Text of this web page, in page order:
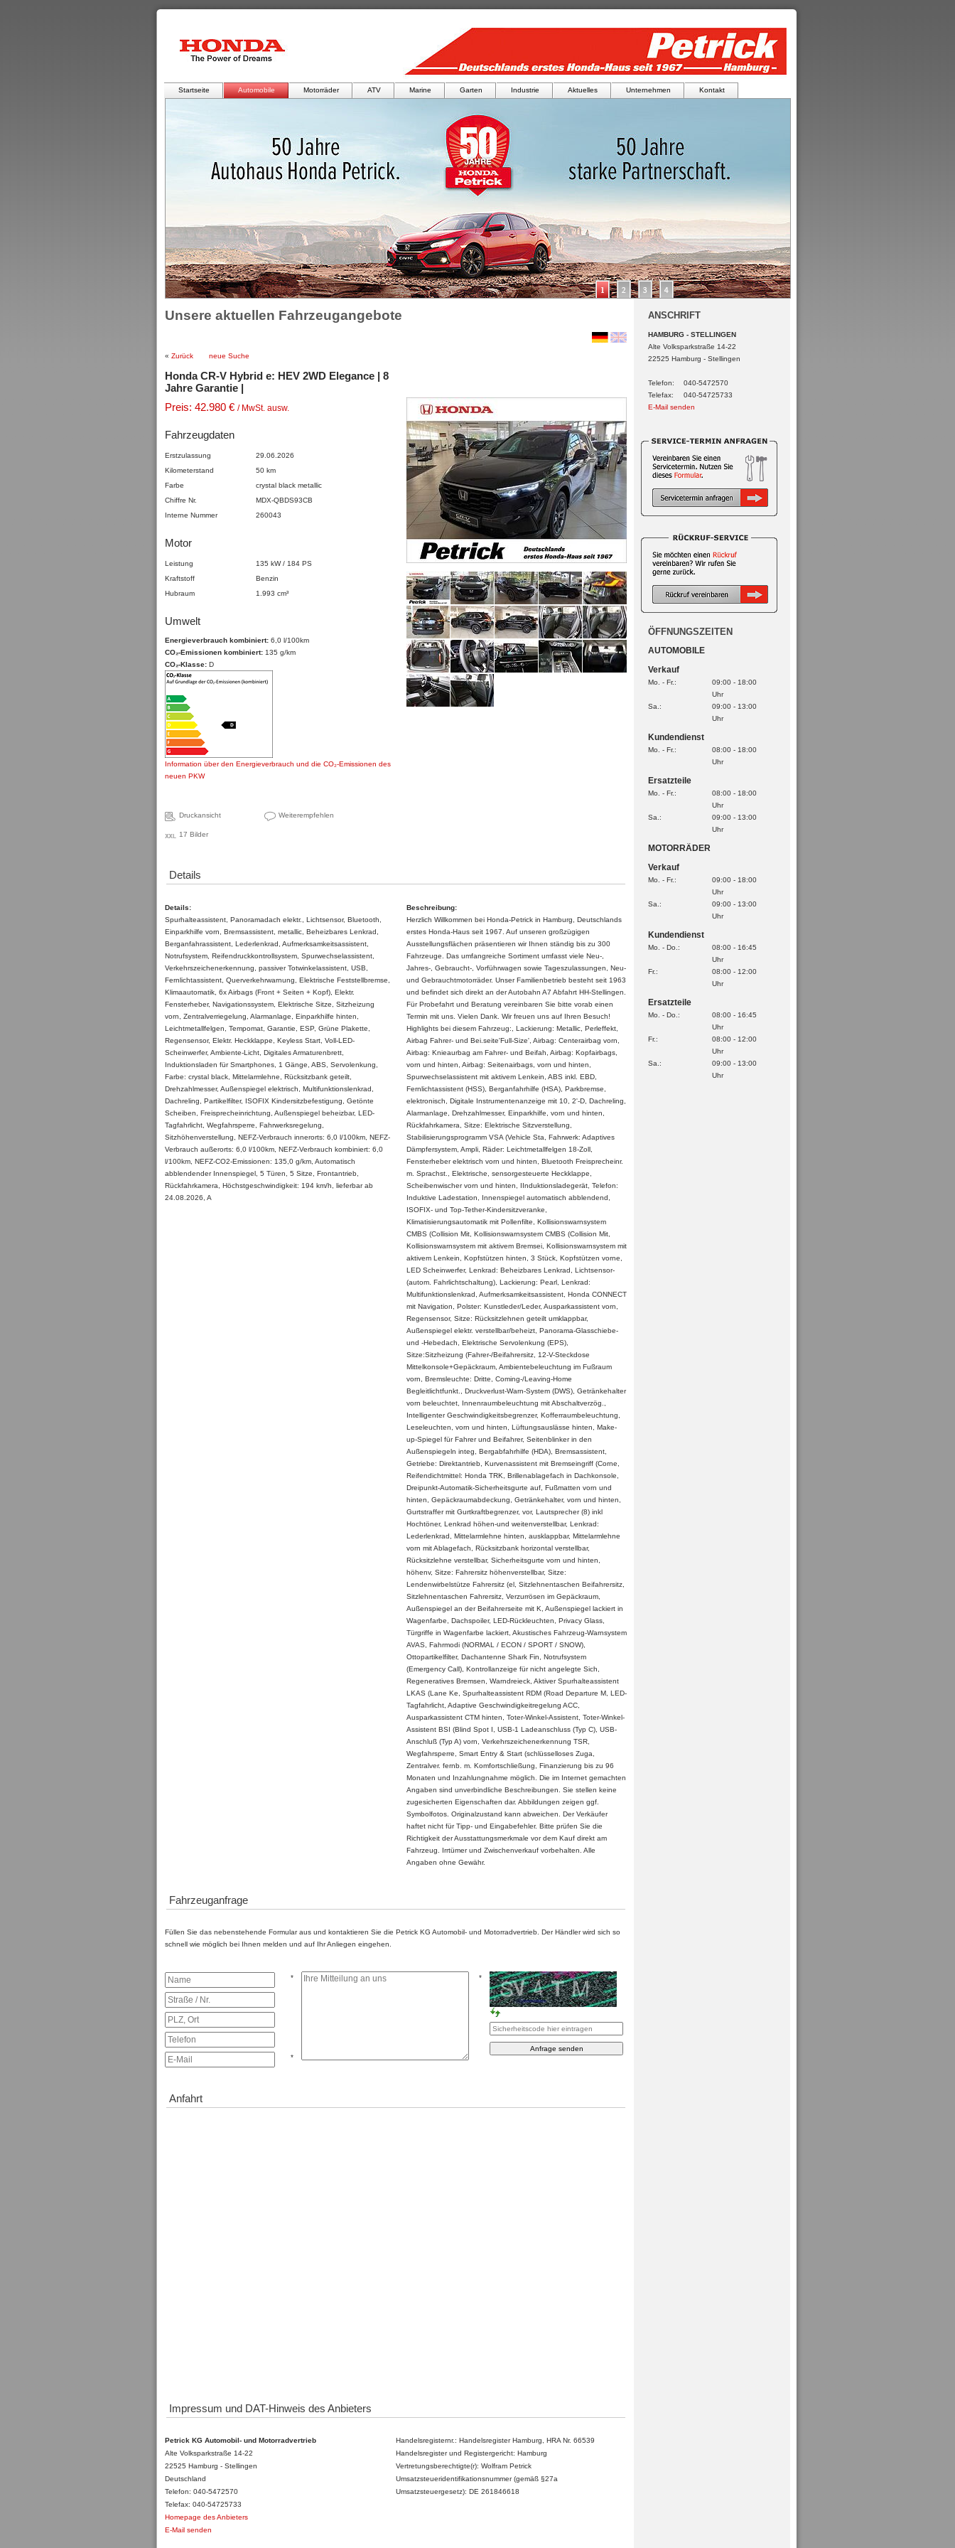
Startseite Automobile Motorräder ATV Marine Garten Industrie Aktuelles Unternehmen Kontakt
Unsere aktuellen Fahrzeugangebote
« Zurück neue Suche
Honda CR-V Hybrid e: HEV 2WD Elegance | 8
Jahre Garantie |
Preis: 42.980 € / MwSt. ausw.
Fahrzeugdaten
Erstzulassung
29.06.2026
Kilometerstand
50 km
Farbe
crystal black metallic
Chiffre Nr.
MDX-QBDS93CB
Interne Nummer
260043
Motor
Leistung
135 kW / 184 PS
Kraftstoff
Benzin
Hubraum
1.993 cm³
Umwelt
Energieverbrauch kombiniert: 6,0 l/100km
CO₂-Emissionen kombiniert: 135 g/km
CO₂-Klasse: D
Information über den Energieverbrauch und die CO₂-Emissionen des
neuen PKW
Druckansicht Weiterempfehlen
17 Bilder
Details
Details:
Spurhalteassistent, Panoramadach elektr., Lichtsensor, Bluetooth,
Einparkhilfe vorn, Bremsassistent, metallic, Beheizbares Lenkrad,
Berganfahrassistent, Lederlenkrad, Aufmerksamkeitsassistent,
Notrufsystem, Reifendruckkontrollsystem, Spurwechselassistent,
Verkehrszeichenerkennung, passiver Totwinkelassistent, USB,
Fernlichtassistent, Querverkehrwarnung, Elektrische Feststellbremse,
Klimaautomatik, 6x Airbags (Front + Seiten + Kopf), Elektr.
Fensterheber, Navigationssystem, Elektrische Sitze, Sitzheizung
vorn, Zentralverriegelung, Alarmanlage, Einparkhilfe hinten,
Leichtmetallfelgen, Tempomat, Garantie, ESP, Grüne Plakette,
Regensensor, Elektr. Heckklappe, Keyless Start, Voll-LED-
Scheinwerfer, Ambiente-Licht, Digitales Armaturenbrett,
Induktionsladen für Smartphones, 1 Gänge, ABS, Servolenkung,
Farbe: crystal black, Mittelarmlehne, Rücksitzbank geteilt,
Drehzahlmesser, Außenspiegel elektrisch, Multifunktionslenkrad,
Dachreling, Partikelfilter, ISOFIX Kindersitzbefestigung, Getönte
Scheiben, Freisprecheinrichtung, Außenspiegel beheizbar, LED-
Tagfahrlicht, Wegfahrsperre, Fahrwerksregelung,
Sitzhöhenverstellung, NEFZ-Verbrauch innerorts: 6,0 l/100km, NEFZ-
Verbrauch außerorts: 6,0 l/100km, NEFZ-Verbrauch kombiniert: 6,0
l/100km, NEFZ-CO2-Emissionen: 135,0 g/km, Automatisch
abblendender Innenspiegel, 5 Türen, 5 Sitze, Frontantrieb,
Rückfahrkamera, Höchstgeschwindigkeit: 194 km/h, lieferbar ab
24.08.2026, A
Beschreibung:
Herzlich Willkommen bei Honda-Petrick in Hamburg, Deutschlands
erstes Honda-Haus seit 1967. Auf unseren großzügigen
Ausstellungsflächen präsentieren wir Ihnen ständig bis zu 300
Fahrzeuge. Das umfangreiche Sortiment umfasst viele Neu-,
Jahres-, Gebraucht-, Vorführwagen sowie Tageszulassungen, Neu-
und Gebrauchtmotorräder. Unser Familienbetrieb besteht seit 1963
und befindet sich direkt an der Autobahn A7 Abfahrt HH-Stellingen.
Für Probefahrt und Beratung vereinbaren Sie bitte vorab einen
Termin mit uns. Vielen Dank. Wir freuen uns auf Ihren Besuch!
Highlights bei diesem Fahrzeug:, Lackierung: Metallic, Perleffekt,
Airbag Fahrer- und Bei.seite'Full-Size', Airbag: Centerairbag vorn,
Airbag: Knieaurbag am Fahrer- und Beifah, Airbag: Kopfairbags,
vorn und hinten, Airbag: Seitenairbags, vorn und hinten,
Spurwechselassistent mit aktivem Lenkein, ABS inkl. EBD,
Fernlichtassistent (HSS), Berganfahrhilfe (HSA), Parkbremse,
elektronisch, Digitale Instrumentenanzeige mit 10, 2'-D, Dachreling,
Alarmanlage, Drehzahlmesser, Einparkhilfe, vorn und hinten,
Rückfahrkamera, Sitze: Elektrische Sitzverstellung,
Stabilisierungsprogramm VSA (Vehicle Sta, Fahrwerk: Adaptives
Dämpfersystem, Ampli, Räder: Leichtmetallfelgen 18-Zoll,
Fensterheber elektrisch vorn und hinten, Bluetooth Freisprecheinr.
m. Sprachst., Elektrische, sensorgesteuerte Heckklappe,
Scheibenwischer vorn und hinten, IInduktionsladegerät, Telefon:
Induktive Ladestation, Innenspiegel automatisch abblendend,
ISOFIX- und Top-Tether-Kindersitzveranke,
Klimatisierungsautomatik mit Pollenfilte, Kollisionswarnsystem
CMBS (Collision Mit, Kollisionswarnsystem CMBS (Collision Mit,
Kollisionswarnsystem mit aktivem Bremsei, Kollisionswarnsystem mit
aktivem Lenkein, Kopfstützen hinten, 3 Stück, Kopfstützen vorne,
LED Scheinwerfer, Lenkrad: Beheizbares Lenkrad, Lichtsensor-
(autom. Fahrlichtschaltung), Lackierung: Pearl, Lenkrad:
Multifunktionslenkrad, Aufmerksamkeitsassistent, Honda CONNECT
mit Navigation, Polster: Kunstleder/Leder, Ausparkassistent vorn,
Regensensor, Sitze: Rücksitzlehnen geteilt umklappbar,
Außenspiegel elektr. verstellbar/beheizt, Panorama-Glasschiebe-
und -Hebedach, Elektrische Servolenkung (EPS),
Sitze:Sitzheizung (Fahrer-/Beifahrersitz, 12-V-Steckdose
Mittelkonsole+Gepäckraum, Ambientebeleuchtung im Fußraum
vorn, Bremsleuchte: Dritte, Coming-/Leaving-Home
Begleitlichtfunkt., Druckverlust-Warn-System (DWS), Getränkehalter
vorn beleuchtet, Innenraumbeleuchtung mit Abschaltverzög.,
Intelligenter Geschwindigkeitsbegrenzer, Kofferraumbeleuchtung,
Leseleuchten, vorn und hinten, Lüftungsauslässe hinten, Make-
up-Spiegel für Fahrer und Beifahrer, Seitenblinker in den
Außenspiegeln integ, Bergabfahrhilfe (HDA), Bremsassistent,
Getriebe: Direktantrieb, Kurvenassistent mit Bremseingriff (Corne,
Reifendichtmittel: Honda TRK, Brillenablagefach in Dachkonsole,
Dreipunkt-Automatik-Sicherheitsgurte auf, Fußmatten vorn und
hinten, Gepäckraumabdeckung, Getränkehalter, vorn und hinten,
Gurtstraffer mit Gurtkraftbegrenzer, vor, Lautsprecher (8) inkl
Hochtöner, Lenkrad höhen-und weitenverstellbar, Lenkrad:
Lederlenkrad, Mittelarmlehne hinten, ausklappbar, Mittelarmlehne
vorn mit Ablagefach, Rücksitzbank horizontal verstellbar,
Rücksitzlehne verstellbar, Sicherheitsgurte vorn und hinten,
höhenv, Sitze: Fahrersitz höhenverstellbar, Sitze:
Lendenwirbelstütze Fahrersitz (el, Sitzlehnentaschen Beifahrersitz,
Sitzlehnentaschen Fahrersitz, Verzurrösen im Gepäckraum,
Außenspiegel an der Beifahrerseite mit K, Außenspiegel lackiert in
Wagenfarbe, Dachspoiler, LED-Rückleuchten, Privacy Glass,
Türgriffe in Wagenfarbe lackiert, Akustisches Fahrzeug-Warnsystem
AVAS, Fahrmodi (NORMAL / ECON / SPORT / SNOW),
Ottopartikelfilter, Dachantenne Shark Fin, Notrufsystem
(Emergency Call), Kontrollanzeige für nicht angelegte Sich,
Regeneratives Bremsen, Warndreieck, Aktiver Spurhalteassistent
LKAS (Lane Ke, Spurhalteassistent RDM (Road Departure M, LED-
Tagfahrlicht, Adaptive Geschwindigkeitregelung ACC,
Ausparkassistent CTM hinten, Toter-Winkel-Assistent, Toter-Winkel-
Assistent BSI (Blind Spot I, USB-1 Ladeanschluss (Typ C), USB-
Anschluß (Typ A) vorn, Verkehrszeichenerkennung TSR,
Wegfahrsperre, Smart Entry & Start (schlüsselloses Zuga,
Zentralver. fernb. m. Komfortschließung, Finanzierung bis zu 96
Monaten und Inzahlungnahme möglich. Die im Internet gemachten
Angaben sind unverbindliche Beschreibungen. Sie stellen keine
zugesicherten Eigenschaften dar. Abbildungen zeigen ggf.
Symbolfotos. Originalzustand kann abweichen. Der Verkäufer
haftet nicht für Tipp- und Eingabefehler. Bitte prüfen Sie die
Richtigkeit der Ausstattungsmerkmale vor dem Kauf direkt am
Fahrzeug. Irrtümer und Zwischenverkauf vorbehalten. Alle
Angaben ohne Gewähr.
Fahrzeuganfrage
Füllen Sie das nebenstehende Formular aus und kontaktieren Sie die Petrick KG Automobil- und Motorradvertrieb. Der Händler wird sich so
schnell wie möglich bei Ihnen melden und auf Ihr Anliegen eingehen.
*
*
*
Anfahrt
Impressum und DAT-Hinweis des Anbieters
Petrick KG Automobil- und Motorradvertrieb
Alte Volksparkstraße 14-22
22525 Hamburg - Stellingen
Deutschland
Telefon: 040-5472570
Telefax: 040-54725733
Homepage des Anbieters
E-Mail senden
Handelsregisternr.: Handelsregister Hamburg, HRA Nr. 66539
Handelsregister und Registergericht: Hamburg
Vertretungsberechtigte(r): Wolfram Petrick
Umsatzsteueridentifikationsnummer (gemäß §27a
Umsatzsteuergesetz): DE 261846618
ANSCHRIFT
HAMBURG - STELLINGEN
Alte Volksparkstraße 14-22
22525 Hamburg - Stellingen
Telefon:
040-5472570
Telefax:
040-54725733
E-Mail senden
ÖFFNUNGSZEITEN
AUTOMOBILE
Verkauf
Mo. - Fr.:
09:00 - 18:00
Uhr
Sa.:
09:00 - 13:00
Uhr
Kundendienst
Mo. - Fr.:
08:00 - 18:00
Uhr
Ersatzteile
Mo. - Fr.:
08:00 - 18:00
Uhr
Sa.:
09:00 - 13:00
Uhr
MOTORRÄDER
Verkauf
Mo. - Fr.:
09:00 - 18:00
Uhr
Sa.:
09:00 - 13:00
Uhr
Kundendienst
Mo. - Do.:
08:00 - 16:45
Uhr
Fr.:
08:00 - 12:00
Uhr
Ersatzteile
Mo. - Do.:
08:00 - 16:45
Uhr
Fr.:
08:00 - 12:00
Uhr
Sa.:
09:00 - 13:00
Uhr